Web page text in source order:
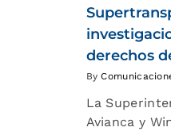
derechos
By
La
Avianca y